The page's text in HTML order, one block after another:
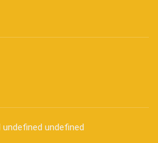
undefined undefined
– Bình yên với những tác nhân bên
– Nâng tầm đẳng cấp sống
– Mảnh ghép cho phong cách kiến